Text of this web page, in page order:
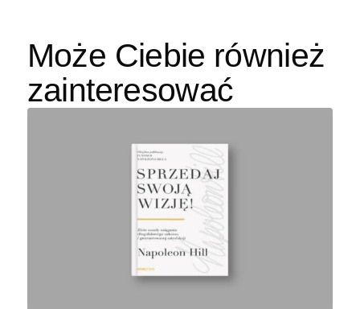
Może Ciebie również
zainteresować